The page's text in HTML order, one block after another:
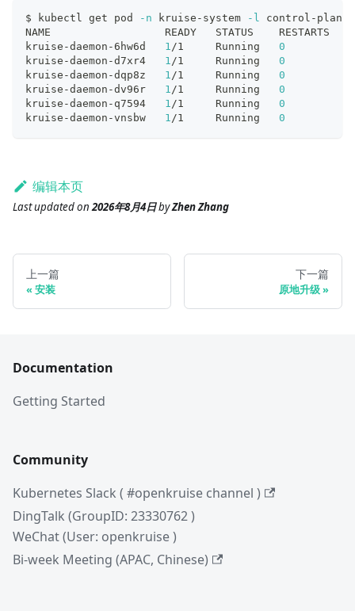
$ kubectl get pod -n kruise-system -l control-plane
NAME                  READY   STATUS    RESTARTS
kruise-daemon-6hw6d 1/1     Running 0
kruise-daemon-d7xr4 1/1     Running 0
kruise-daemon-dqp8z 1/1     Running 0
kruise-daemon-dv96r 1/1     Running 0
kruise-daemon-q7594 1/1     Running 0
kruise-daemon-vnsbw 1/1     Running 0
编辑本页
Last updatedon2026年8月4日byZhen Zhang
上一篇
安装
下一篇
原地升级
Documentation
Getting Started
Community
Kubernetes Slack ( #openkruise channel )
DingTalk (GroupID: 23330762 )
WeChat (User: openkruise )
Bi-week Meeting (APAC, Chinese)